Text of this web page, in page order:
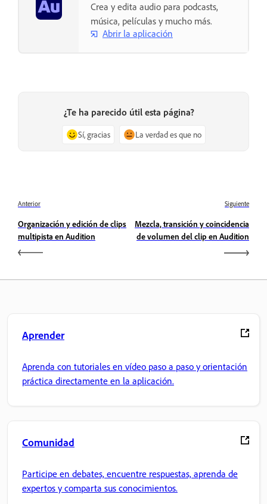
Crea y edita audio para podcasts,
música, películas y mucho más.
Abrir la aplicación
¿Te ha parecido útil esta página?
Sí, gracias La verdad es que no
Anterior
Organización y edición de clips
multipista en Audition
Siguiente
Mezcla, transición y coincidencia
de volumen del clip en Audition
Aprender
Aprenda con tutoriales en vídeo paso a paso y orientación
práctica directamente en la aplicación.
Comunidad
Participe en debates, encuentre respuestas, aprenda de
expertos y comparta sus conocimientos.